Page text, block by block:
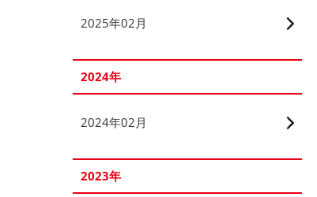
2025年02月
2024年
2024年02月
2023年